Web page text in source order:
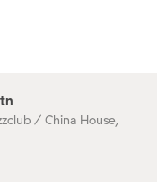
/ China House,